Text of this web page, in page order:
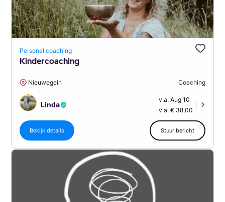
Personal coaching
Kindercoaching
Nieuwegein Coaching
Linda
v.a. Aug 10
v.a. € 38,00
Bekijk details Stuur bericht